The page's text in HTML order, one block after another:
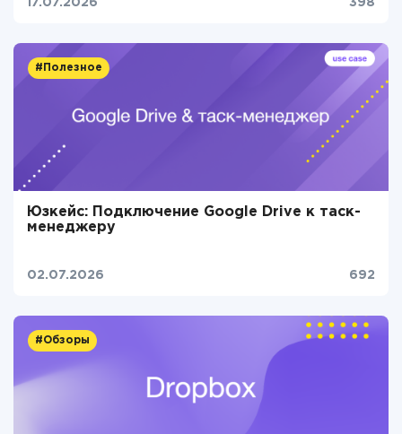
17.07.2026 398
#Полезное
Юзкейс: Подключение Google Drive к таск-
менеджеру
02.07.2026 692
#Обзоры